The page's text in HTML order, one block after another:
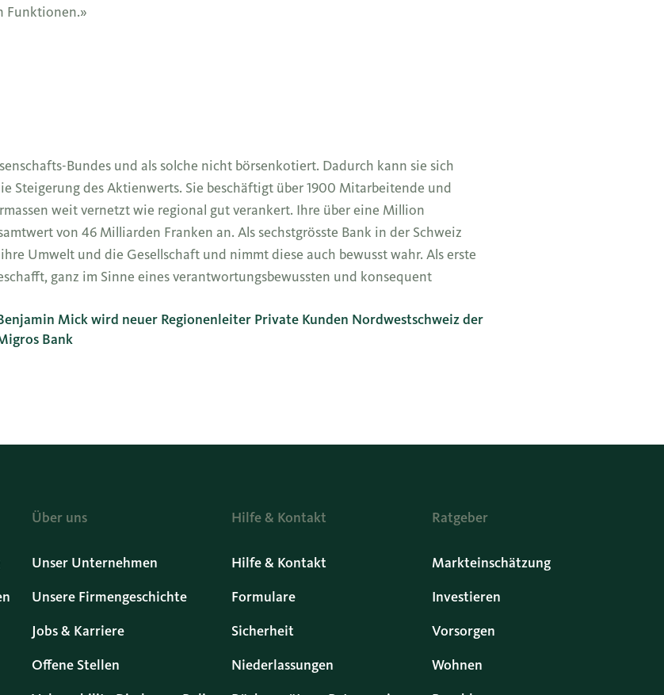
Funktionen.»
Bundes und als solche nicht börsenkotiert. Dadurch kann sie sich
Steigerung des Aktienwerts. Sie beschäftigt über 1900 Mitarbeitende und
weit vernetzt wie regional gut verankert. Ihre über eine Million
von 46 Milliarden Franken an. Als sechstgrösste Bank in der Schweiz
Umwelt und die Gesellschaft und nimmt diese auch bewusst wahr. Als erste
ganz im Sinne eines verantwortungsbewussten und konsequent
Mick wird neuer Regionenleiter Private Kunden Nordwestschweiz der
Bank
Über uns
Unser Unternehmen
Unsere Firmengeschichte
Jobs & Karriere
Offene Stellen
Hilfe & Kontakt
Hilfe & Kontakt
Formulare
Sicherheit
Niederlassungen
Ratgeber
Markteinschätzung
Investieren
Vorsorgen
Wohnen